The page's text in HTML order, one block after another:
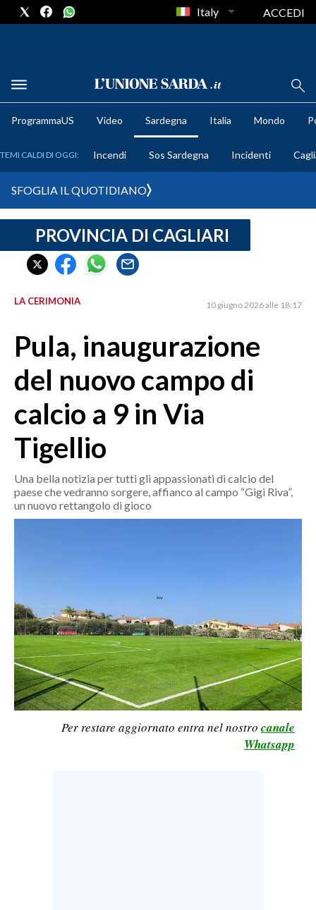
METEO
CRONACA SARDEGNA
CAGLIARI
SULCIS IGLESIENTE
ORISTANO E PROVINCIA
SASSARI E PROVINCIA
GALLURA
NUORO E PROVINCIA
OGLIASTRA
AGENDA
CRONACA
ITALIA
SERVIZI ALLE IMPRESE
LAVORO
BANDI
SPORT IN SARDEGNA
Italy ACCEDI
ProgrammaUS Video Sardegna Italia Mondo
TEMI CALDI DI OGGI: Incendi Sos Sardegna Incidenti
SFOGLIA IL QUOTIDIANO
PROVINCIA DI CAGLIARI
LA CERIMONIA 10 giugno 2026 alle 18:17
Pula, inaugurazione
del nuovo campo di
calcio a 9 in Via
Tigellio
Una bella notizia per tutti gli appassionati di calcio del
paese che vedranno sorgere, affianco al campo “Gigi Riva”,
un nuovo rettangolo di gioco
Per restare aggiornato entra nel nostro canale
Whatsapp